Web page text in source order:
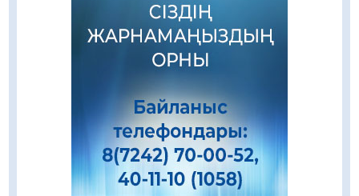
Зәулім ғимараттарда туған жерді түлеткен
азаматтардың қолтаңбасы бар
Еңбегі ерлікпен тең мамандық
Даналықтың шырағданы, ой-сананың
шамшырағы
08.08.2026